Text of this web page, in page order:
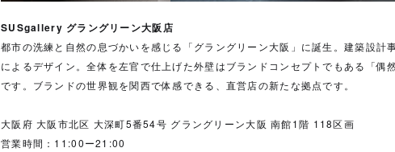
SUSgallery グラングリーン大阪店
都市の洗練と自然の息づかいを感じる「グラングリーン大阪」に誕生。建築設
によるデザイン。全体を左官で仕上げた外壁はブランドコンセプトでもある「偶
です。ブランドの世界観を関西で体感できる、直営店の新たな拠点です。
大阪府 大阪市北区 大深町5番54号 グラングリーン大阪 南館1階 118区画
営業時間：11:00ー21:00